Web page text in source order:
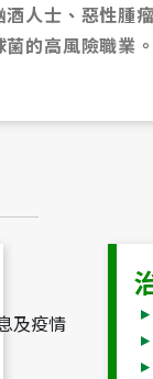
人士、惡性腫
的高風險職業。